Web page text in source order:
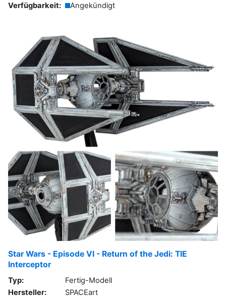
Verfügbarkeit:
Angekündigt
Star Wars - Episode VI - Return of the Jedi: TIE
Interceptor
Typ:
Fertig-Modell
Hersteller:
SPACEart